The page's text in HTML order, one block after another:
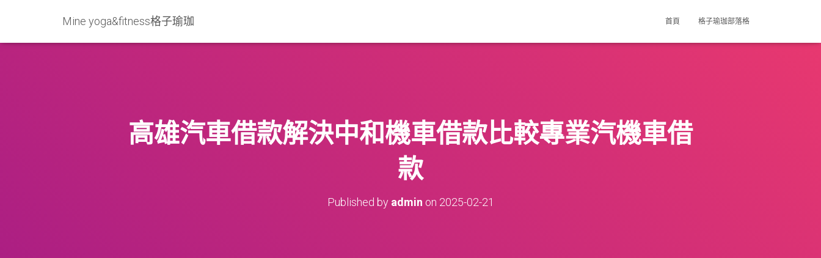
Mine yoga&fitness格子瑜珈 首頁 格子瑜珈部落格
高雄汽車借款解決中和機車借款比較專業汽機車借
款
Published by admin on 2025-02-21